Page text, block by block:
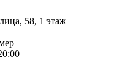
58, 1 этаж